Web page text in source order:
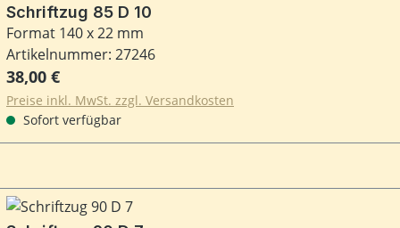
Schriftzug 85 D 10
Format 140 x 22 mm
Artikelnummer: 27246
Regulärer Preis:
38,00 €
Preise inkl. MwSt. zzgl. Versandkosten
Sofort verfügbar